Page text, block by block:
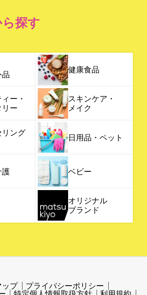
探す
品
健康食品
ー・
リー
スキンケア・
メイク
リング
日用品・ペット
護 ベビー
オリジナル
ブランド
ップ
プライバシーポリシー